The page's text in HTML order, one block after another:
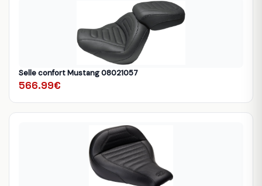
Selle confort Mustang 08021057
566.99€